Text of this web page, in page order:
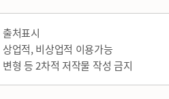
출처표시
상업적, 비상업적 이용가능
변형 등 2차적 저작물 작성 금지